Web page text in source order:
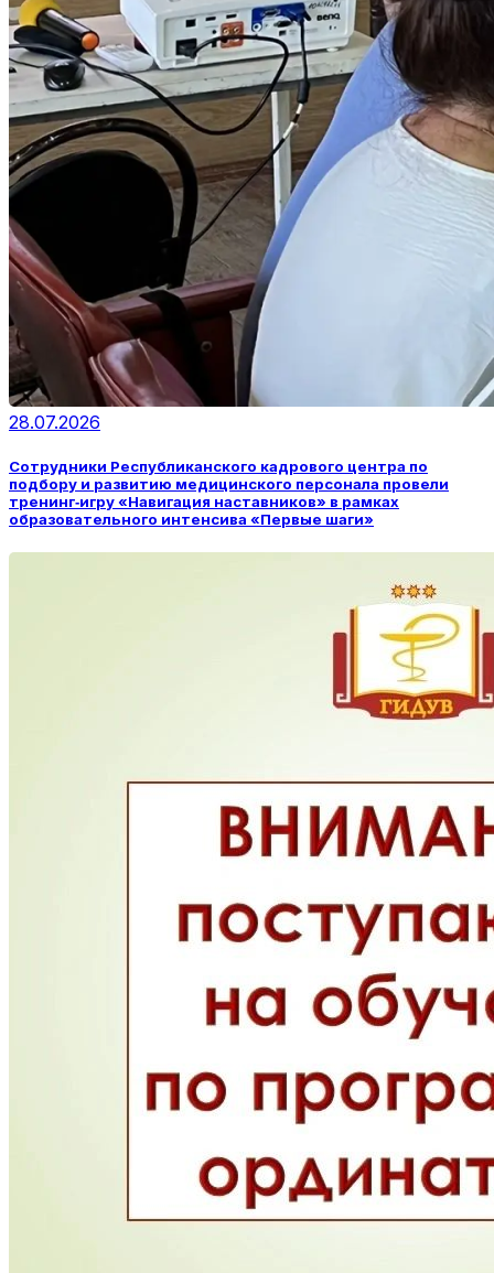
28.07.2026
Сотрудники Республиканского кадрового центра по
подбору и развитию медицинского персонала провели
тренинг‑игру «Навигация наставников» в рамках
образовательного интенсива «Первые шаги»